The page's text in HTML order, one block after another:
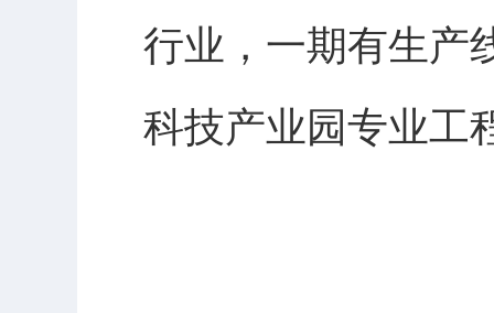
行业，一期有生产
科技产业园专业工